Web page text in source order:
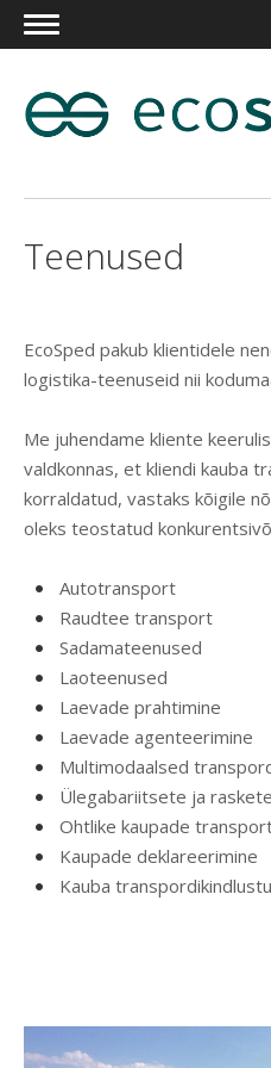
Teenused
EcoSped pakub klientidele
logistika-teenuseid nii
Me juhendame kliente
valdkonnas, et kliendi kauba
korraldatud, vastaks kõigile
oleks teostatud
Autotransport
Raudtee transport
Sadamateenused
Laoteenused
Laevade prahtimine
Laevade agenteerimine
Multimodaalsed
Ülegabariitsete ja
Ohtlike kaupade
Kaupade deklareerimine
Kauba